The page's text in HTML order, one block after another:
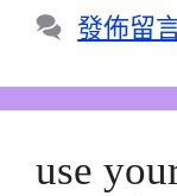
類
發佈留
use